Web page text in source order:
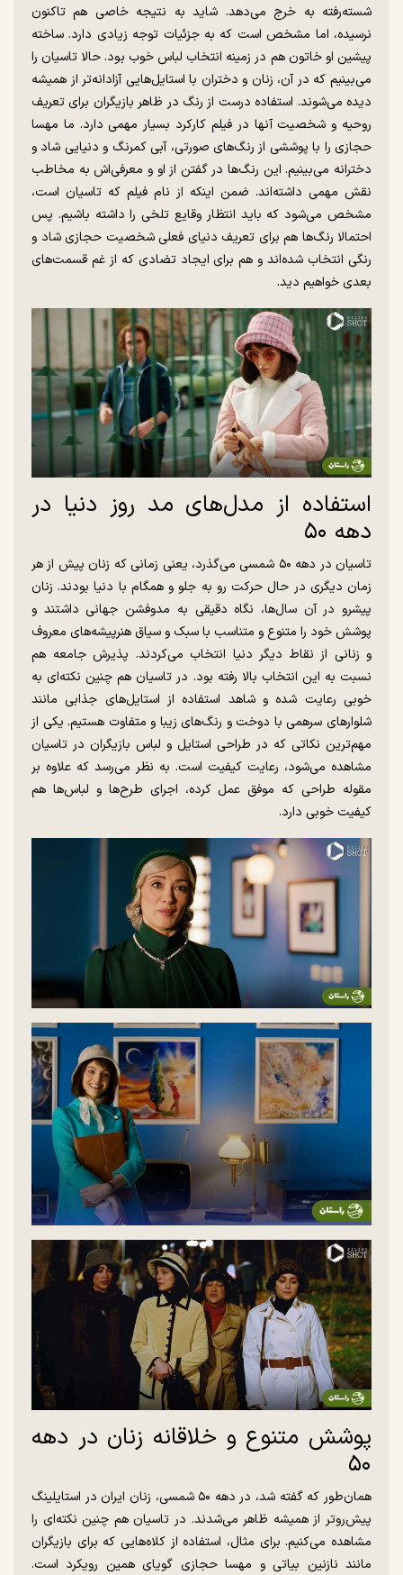
شسته‌رفته به خرج می‌دهد. شاید به نتیجه خاصی هم تاکنون
نرسیده، اما مشخص است که به جزئیات توجه زیادی دارد. ساخته
پیشین او خاتون هم در زمینه انتخاب لباس خوب بود. حالا تاسیان را
می‌بینیم که در آن، زنان و دختران با استایل‌هایی آزادانه‌تر از همیشه
دیده می‌شوند. استفاده درست از رنگ در ظاهر بازیگران برای تعریف
روحیه و شخصیت آنها در فیلم کارکرد بسیار مهمی دارد. ما مهسا
حجازی را با پوششی از رنگ‌های صورتی، آبی کمرنگ و دنیایی شاد و
دخترانه می‌بینیم. این رنگ‌ها در گفتن از او و معرفی‌اش به مخاطب
نقش مهمی داشته‌اند. ضمن اینکه از نام فیلم که تاسیان است،
مشخص می‌شود که باید انتظار وقایع تلخی را داشته باشیم. پس
احتمالا رنگ‌ها هم برای تعریف دنیای فعلی شخصیت حجازی شاد و
رنگی انتخاب شده‌اند و هم برای ایجاد تضادی که از غم قسمت‌های
بعدی خواهیم دید.
استفاده از مدل‌های مد روز دنیا در
دهه ۵۰
تاسیان در دهه ۵۰ شمسی می‌گذرد، یعنی زمانی که زنان پیش از هر
زمان دیگری در حال حرکت رو به جلو و همگام با دنیا بودند. زنان
پیشرو در آن سال‌ها، نگاه دقیقی به مدوفشن جهانی داشتند و
پوشش خود را متنوع و متناسب با سبک و سیاق هنرپیشه‌های معروف
و زنانی از نقاط دیگر دنیا انتخاب می‌کردند. پذیرش جامعه هم
نسبت به این انتخاب بالا رفته بود. در تاسیان هم چنین نکته‌ای به
خوبی رعایت شده و شاهد استفاده از استایل‌های جذابی مانند
شلوار‌های سرهمی با دوخت و رنگ‌های زیبا و متفاوت هستیم. یکی از
مهم‌ترین نکاتی که در طراحی استایل و لباس بازیگران در تاسیان
مشاهده می‌شود، رعایت کیفیت است. به نظر می‌رسد که علاوه بر
مقوله طراحی که موفق عمل کرده، اجرای طرح‌ها و لباس‌ها هم
کیفیت خوبی دارد.
پوشش متنوع و خلاقانه زنان در دهه
۵۰
همان‌طور که گفته شد، در دهه ۵۰ شمسی، زنان ایران در استایلینگ
پیش‌روتر از همیشه ظاهر می‌شدند. در تاسیان هم چنین نکته‌ای را
مشاهده می‌کنیم. برای مثال، استفاده از کلاه‌هایی که برای بازیگران
مانند نازنین بیاتی و مهسا حجازی گویای همین رویکرد است.